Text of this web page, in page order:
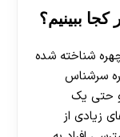
ببینیم؟
17 ساله که چهره شناخته شده
سرشناس
حتی یک
زیادی از